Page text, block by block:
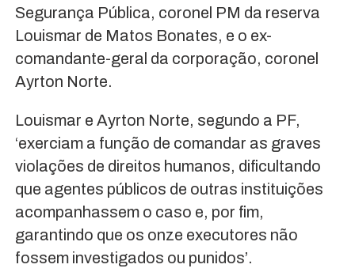
Segurança Pública, coronel PM da reserva
Louismar de Matos Bonates, e o ex-
comandante-geral da corporação, coronel
Ayrton Norte.
Louismar e Ayrton Norte, segundo a PF,
‘exerciam a função de comandar as graves
violações de direitos humanos, dificultando
que agentes públicos de outras instituições
acompanhassem o caso e, por fim,
garantindo que os onze executores não
fossem investigados ou punidos’.